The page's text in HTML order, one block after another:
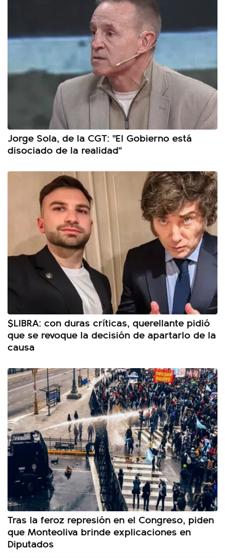
Jorge Sola, de la CGT: "El Gobierno está
disociado de la realidad"
$LIBRA: con duras críticas, querellante pidió
que se revoque la decisión de apartarlo de la
causa
Tras la feroz represión en el Congreso, piden
que Monteoliva brinde explicaciones en
Diputados